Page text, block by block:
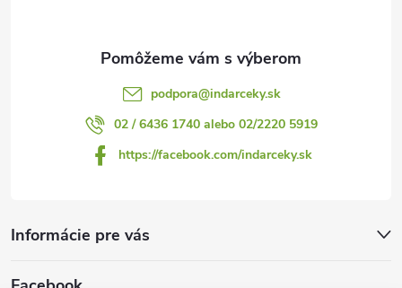
podpora@indarceky.sk
02 / 6436 1740 alebo 02/2220 5919
https://facebook.com/indarceky.sk
Informácie pre vás